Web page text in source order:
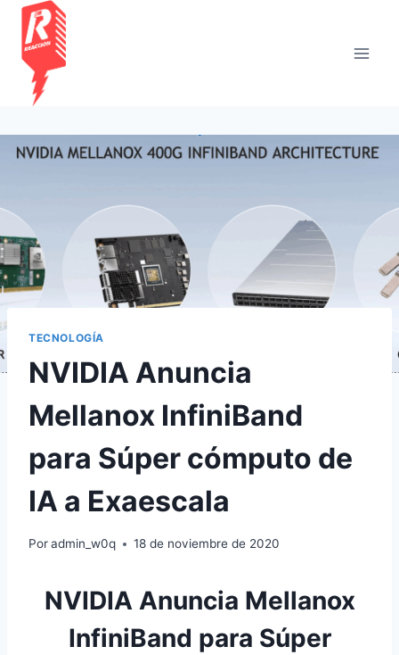
Saltar
contenido
TECNOLOGÍA
NVIDIA Anuncia
Mellanox InfiniBand
para Súper cómputo de
IA a Exaescala
Poradmin_w0q 18 de noviembre de 2020
NVIDIA Anuncia Mellanox
InfiniBand para Súper